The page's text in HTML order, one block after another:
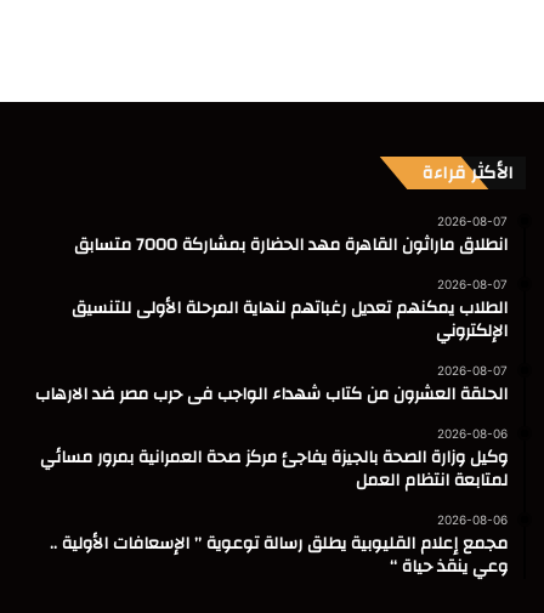
الأكثر قراءة
2026-08-07
انطلاق ماراثون القاهرة مهد الحضارة بمشاركة 7000 متسابق
2026-08-07
الطلاب يمكنهم تعديل رغباتهم لنهاية المرحلة الأولى للتنسيق
الإلكتروني
2026-08-07
الحلقة العشرون من كتاب شهداء الواجب فى حرب مصر ضد الارهاب
2026-08-06
وكيل وزارة الصحة بالجيزة يفاجئ مركز صحة العمرانية بمرور مسائي
لمتابعة انتظام العمل
2026-08-06
مجمع إعلام القليوبية يطلق رسالة توعوية ” الإسعافات الأولية ..
وعي ينقذ حياة “